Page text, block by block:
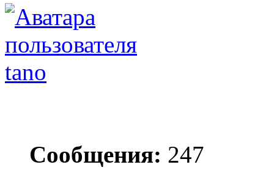
tano
Сообщения: 247